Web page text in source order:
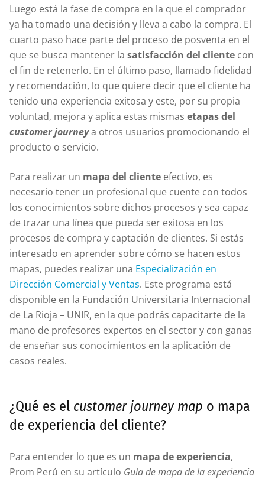
Luego está la fase de compra en la que el comprador
ya ha tomado una decisión y lleva a cabo la compra. El
cuarto paso hace parte del proceso de posventa en el
que se busca mantener la satisfacción del cliente con
el fin de retenerlo. En el último paso, llamado fidelidad
y recomendación, lo que quiere decir que el cliente ha
tenido una experiencia exitosa y este, por su propia
voluntad, mejora y aplica estas mismas etapas del
customer journeya otros usuarios promocionando el
producto o servicio.
Para realizar un mapa del cliente efectivo, es
necesario tener un profesional que cuente con todos
los conocimientos sobre dichos procesos y sea capaz
de trazar una línea que pueda ser exitosa en los
procesos de compra y captación de clientes. Si estás
interesado en aprender sobre cómo se hacen estos
mapas, puedes realizar una Especialización en
Dirección Comercial y Ventas. Este programa está
disponible en la Fundación Universitaria Internacional
de La Rioja – UNIR, en la que podrás capacitarte de la
mano de profesores expertos en el sector y con ganas
de enseñar sus conocimientos en la aplicación de
casos reales.
¿Qué es el customer journey map o mapa
de experiencia del cliente?
Para entender lo que es un mapa de experiencia,
Prom Perú en su artículo Guía de mapa de la experiencia